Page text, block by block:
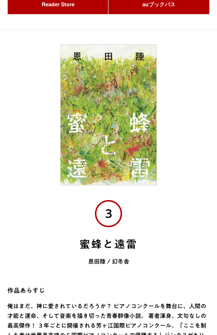
Reader Store auブックパス
3
蜜蜂と遠雷
恩田陸 / 幻冬舎
作品あらすじ
俺はまだ、神に愛されているだろうか？ ピアノコンクールを舞台に、人間の
才能と運命、そして音楽を描き切った青春群像小説。 著者渾身、文句なしの
最高傑作！ ３年ごとに開催される芳ヶ江国際ピアノコンクール。「ここを制